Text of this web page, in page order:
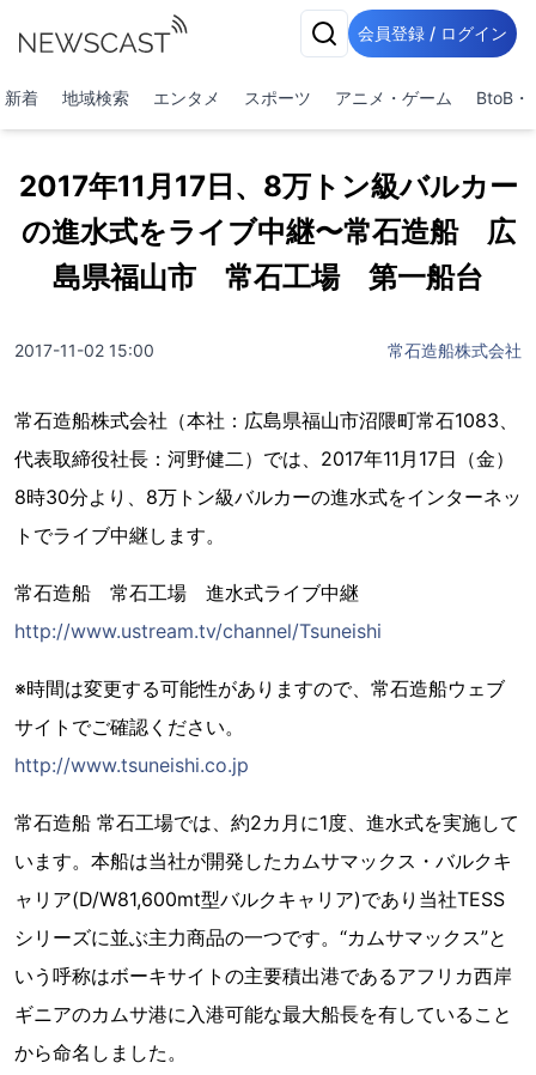
会員登録 / ログイン
新着 地域検索 エンタメ スポーツ アニメ・ゲーム BtoB・
2017年11月17日、8万トン級バルカー
の進水式をライブ中継〜常石造船 広
島県福山市 常石工場 第一船台
2017-11-02 15:00 常石造船株式会社
常石造船株式会社（本社：広島県福山市沼隈町常石1083、
代表取締役社長：河野健二）では、2017年11月17日（金）
8時30分より、8万トン級バルカーの進水式をインターネッ
トでライブ中継します。
常石造船 常石工場 進水式ライブ中継
http://www.ustream.tv/channel/Tsuneishi
※時間は変更する可能性がありますので、常石造船ウェブ
サイトでご確認ください。
http://www.tsuneishi.co.jp
常石造船 常石工場では、約2カ月に1度、進水式を実施して
います。本船は当社が開発したカムサマックス・バルクキ
ャリア(D/W81,600mt型バルクキャリア)であり当社TESS
シリーズに並ぶ主力商品の一つです。“カムサマックス”と
いう呼称はボーキサイトの主要積出港であるアフリカ西岸
ギニアのカムサ港に入港可能な最大船長を有していること
から命名しました。